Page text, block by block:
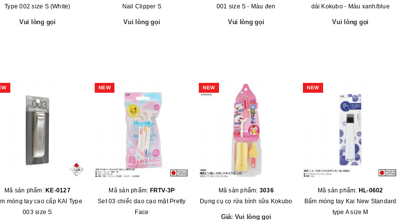
Type 002 size S (White)
Vui lòng gọi
Nail Clipper S
Vui lòng gọi
001 size S - Màu đen
Vui lòng gọi
dài Kokubo - Màu xanh/blue
Vui lòng gọi
Mã sản phẩm:KE-0127
móng tay cao cấp KAI Type
003 size S
NEW
Mã sản phẩm: FRTV-3P
Set 03 chiếc dao cạo mặt Pretty
Face
NEW
Mã sản phẩm: 3036
Dụng cụ cọ rửa bình sữa Kokubo
Giá: Vui lòng gọi
NEW
Mã sản phẩm: HL-0602
Bấm móng tay Kai New Standard
type A size M